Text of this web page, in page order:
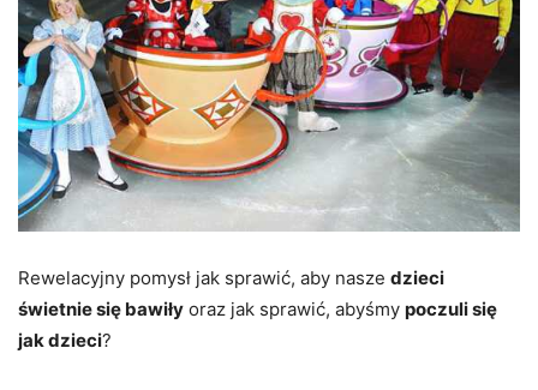
Rewelacyjny pomysł jak sprawić, aby nasze dzieci
świetnie się bawiły oraz jak sprawić, abyśmy poczuli się
jak dzieci?